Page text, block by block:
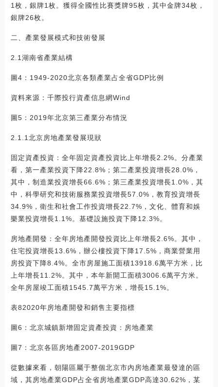
1枚，銀牌1枚。獲得全國性比賽獎牌95枚，其中金牌34枚，
銀牌26枚。
二、產業發展模式和技術發展
2.1湖南省產業結構
圖4：1949-2020北京各類產業占全省GDP比例
資料來源：千際投行資產信息網Wind
圖5：2019年北京第三產業分布情況
2.1.1北京房地產業發展現狀
固定資產投資：全年固定資產投資比上年增長2.2%。分產業
看，第一產業投資下降22.8%；第二產業投資增長28.0%，
其中，制造業投資增長66.6%；第三產業投資增長1.0%，其
中，科學研究和技術服務業投資增長57.0%，教育投資增長
34.9%，衛生和社會工作投資增長22.7%，文化、體育和娛
樂業投資增長1.1%。基礎設施投資下降12.3%。
房地產開發：全年房地產開發投資比上年增長2.6%。其中，
住宅投資增長13.6%，辦公樓投資下降17.5%，商業營業用
房投資下降8.4%。全市房屋施工面積13918.6萬平方米，比
上年增長11.2%。其中，本年新開工面積3006.6萬平方米。
全年房屋竣工面積1545.7萬平方米，增長15.1%。
表82020年房地產開發和銷售主要指標
圖6：北京城鎮新增固定資產投資：房地產業
圖7：北京各區房地產2007-2019GDP
從數據來看，朝陽區屬于整個北京市內房地產業最發達的區
域，其房地產業GDP占全省房地產業GDP高達30.62%，某